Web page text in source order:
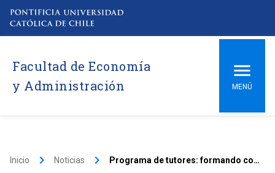
Facultad de Economía
y Administración
MENÚ
Inicio keyboard_arrow_right Noticias keyboard_arrow_right Programa de tutores: formando comunidad dentro de Ingeniería Comercial